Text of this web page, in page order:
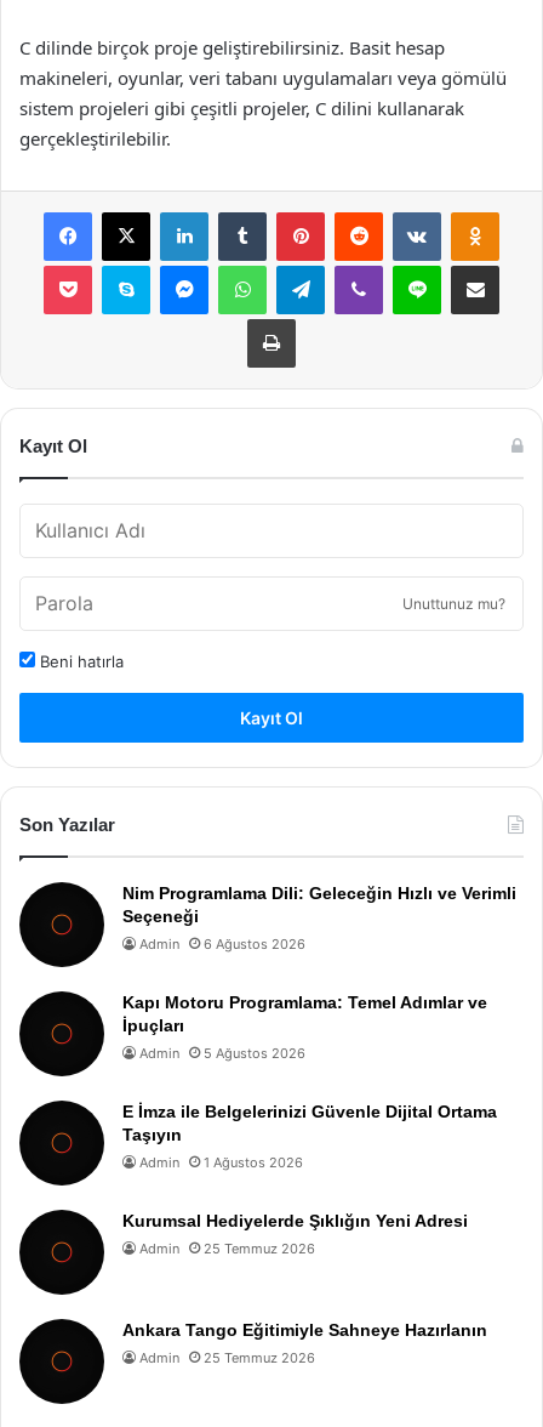
C dilinde birçok proje geliştirebilirsiniz. Basit hesap
makineleri, oyunlar, veri tabanı uygulamaları veya gömülü
sistem projeleri gibi çeşitli projeler, C dilini kullanarak
gerçekleştirilebilir.
Facebook
X LinkedInTumblr PinterestReddit VKontakte
Pocket Skype MessengerWhatsAppTelegramViber Line E-Posta ile
Yazdır
Kayıt Ol
Unuttunuz mu?
Beni hatırla
Kayıt Ol
Son Yazılar
Nim Programlama Dili: Geleceğin Hızlı ve Verimli
Seçeneği
Admin 6 Ağustos 2026
Kapı Motoru Programlama: Temel Adımlar ve
İpuçları
Admin 5 Ağustos 2026
E İmza ile Belgelerinizi Güvenle Dijital Ortama
Taşıyın
Admin 1 Ağustos 2026
Kurumsal Hediyelerde Şıklığın Yeni Adresi
Admin 25 Temmuz 2026
Ankara Tango Eğitimiyle Sahneye Hazırlanın
Admin 25 Temmuz 2026